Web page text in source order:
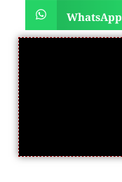
WhatsApp